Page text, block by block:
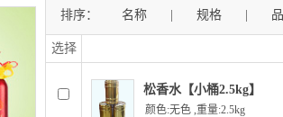
排序： 名称 规格
选择
松香水【小桶2.5kg】
颜色:无色 ,重量:2.5kg